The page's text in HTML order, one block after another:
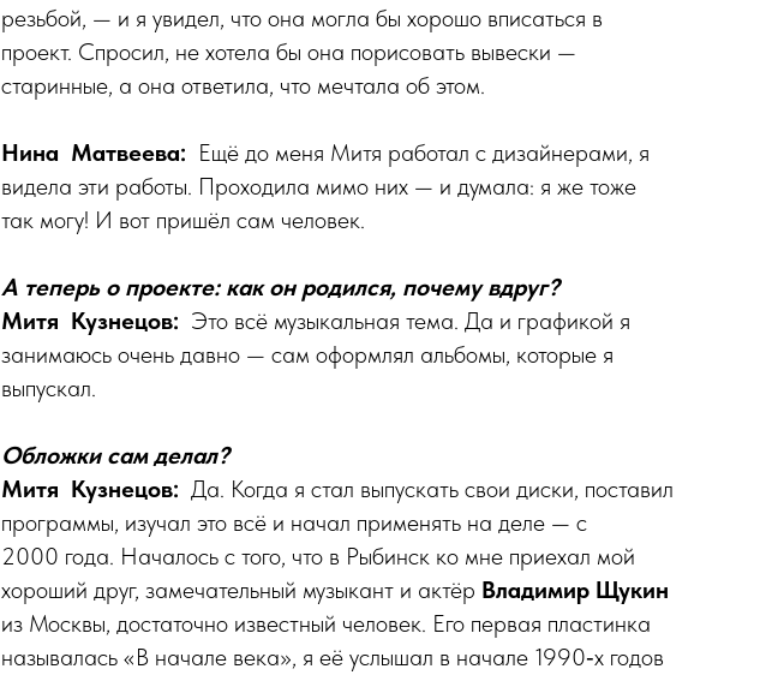
резьбой, — и я увидел, что она могла бы хорошо вписаться в
проект. Спросил, не хотела бы она порисовать вывески —
старинные, а она ответила, что мечтала об этом.
Нина Матвеева: Ещё до меня Митя работал с дизайнерами, я
видела эти работы. Проходила мимо них — и думала: я же тоже
так могу! И вот пришёл сам человек.
А теперь о проекте: как он родился, почему вдруг?
Митя Кузнецов: Это всё музыкальная тема. Да и графикой я
занимаюсь очень давно — сам оформлял альбомы, которые я
выпускал.
Обложки сам делал?
Митя Кузнецов: Да. Когда я стал выпускать свои диски, поставил
программы, изучал это всё и начал применять на деле — с
2000 года. Началось с того, что в Рыбинск ко мне приехал мой
хороший друг, замечательный музыкант и актёр Владимир Щукин
из Москвы, достаточно известный человек. Его первая пластинка
называлась «В начале века», я её услышал в начале 1990‑х годов